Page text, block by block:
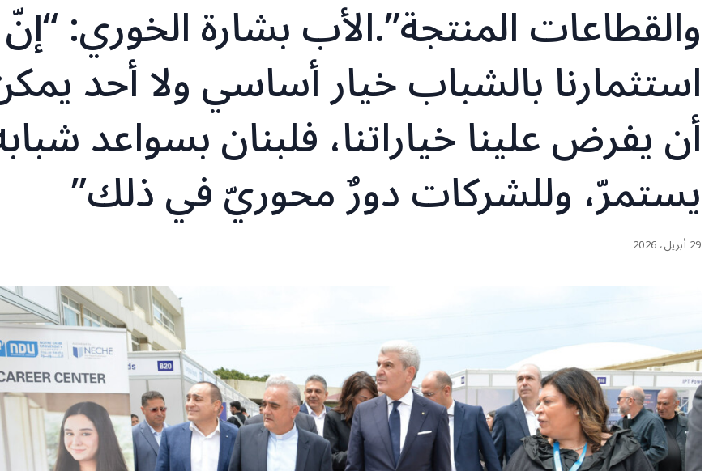
والقطاعات المنتجة”.الأب بشارة الخوري: “إنّ
استثمارنا بالشباب خيار أساسي ولا أحد
أن يفرض علينا خياراتنا، فلبنان بسواعد
يستمرّ، وللشركات دورٌ محوريّ في ذلك”
29 أبريل، 2026